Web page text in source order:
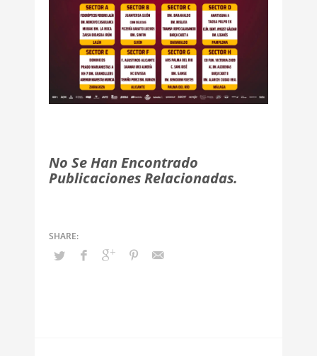
No Se Han Encontrado
Publicaciones Relacionadas.